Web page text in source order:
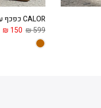
CALOR כפכף עור
599 ₪
150 ₪